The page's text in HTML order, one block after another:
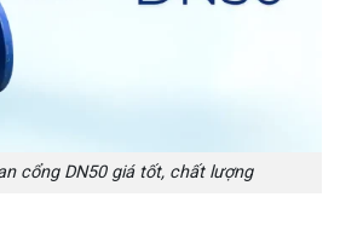
cổng DN50 giá tốt, chất lượng